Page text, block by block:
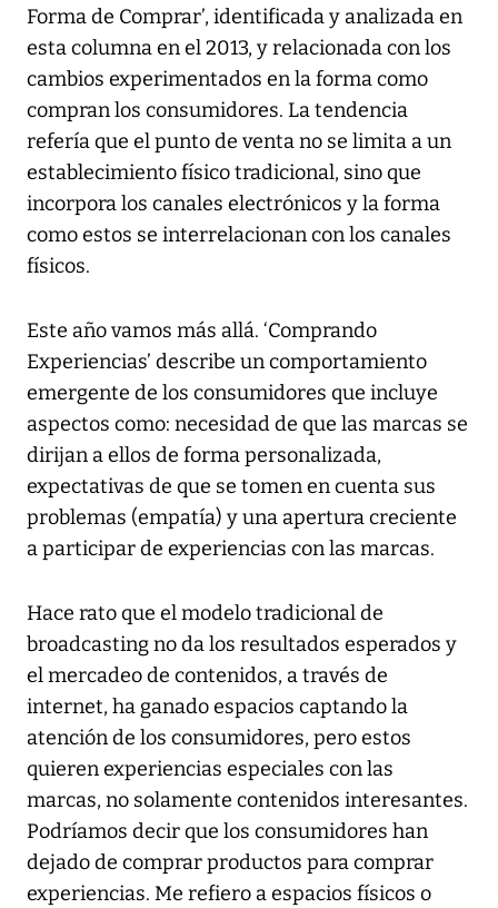
Forma de Comprar’, identificada y analizada en
esta columna en el 2013, y relacionada con los
cambios experimentados en la forma como
compran los consumidores. La tendencia
refería que el punto de venta no se limita a un
establecimiento físico tradicional, sino que
incorpora los canales electrónicos y la forma
como estos se interrelacionan con los canales
físicos.
Este año vamos más allá. ‘Comprando
Experiencias’ describe un comportamiento
emergente de los consumidores que incluye
aspectos como: necesidad de que las marcas se
dirijan a ellos de forma personalizada,
expectativas de que se tomen en cuenta sus
problemas (empatía) y una apertura creciente
a participar de experiencias con las marcas.
Hace rato que el modelo tradicional de
broadcasting no da los resultados esperados y
el mercadeo de contenidos, a través de
internet, ha ganado espacios captando la
atención de los consumidores, pero estos
quieren experiencias especiales con las
marcas, no solamente contenidos interesantes.
Podríamos decir que los consumidores han
dejado de comprar productos para comprar
experiencias. Me refiero a espacios físicos o